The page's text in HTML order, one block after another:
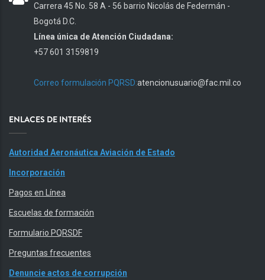
Carrera 45 No. 58 A - 56 barrio Nicolás de Federmán -
Bogotá D.C.
Línea única de Atención Ciudadana:
+57 601 3159819
Correo formulación PQRSD:atencionusuario@fac.mil.co
ENLACES DE INTERÉS
Autoridad Aeronáutica Aviación de Estado
Incorporación
Pagos en Línea
Escuelas de formación
Formulario PQRSDF
Preguntas frecuentes
Denuncie actos de corrupción